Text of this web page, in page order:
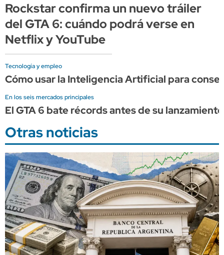
Rockstar confirma un nuevo tráiler
del GTA 6: cuándo podrá verse en
Netflix y YouTube
Tecnología y empleo
Cómo usar la Inteligencia Artificial para
En los seis mercados principales
El GTA 6 bate récords antes de su
Otras noticias